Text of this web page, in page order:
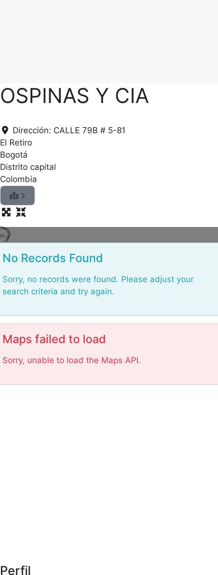
OSPINAS Y CIA
Dirección: CALLE 79B # 5-81
El Retiro
Bogotá
Distrito capital
Colombia
No Records Found
Sorry, no records were found. Please adjust your
search criteria and try again.
Maps failed to load
Sorry, unable to load the Maps API.
Perfil